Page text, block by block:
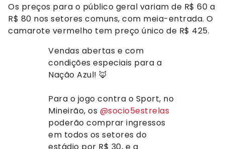
Os preços para o público geral variam de R$ 60 a
R$ 80 nos setores comuns, com meia-entrada. O
camarote vermelho tem preço único de R$ 425.
Vendas abertas e com
condições especiais para a
Nação Azul! 🦊
Para o jogo contra o Sport, no
Mineirão, os @socio5estrelas
poderão comprar ingressos
em todos os setores do
estádio por R$ 30, e a